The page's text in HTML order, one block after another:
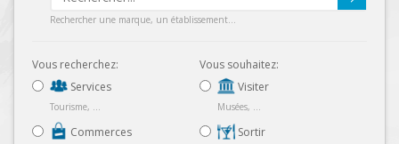
Rechercher une marque, un établissement...
Vous recherchez:
Services
Tourisme, ...
Commerces
Vous souhaitez:
Visiter
Musées, ...
Sortir